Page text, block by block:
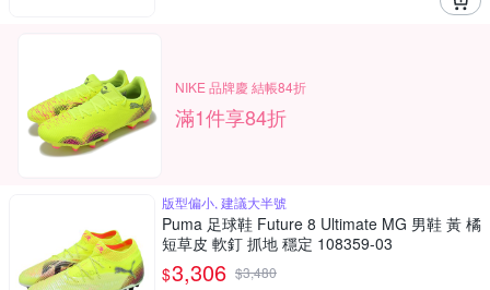
NIKE 品牌慶 結帳84折
滿1件享84折
版型偏小, 建議大半號
Puma 足球鞋 Future 8 Ultimate MG 男鞋 黃 橘
短草皮 軟釘 抓地 穩定 108359-03
$3,306 $3,480